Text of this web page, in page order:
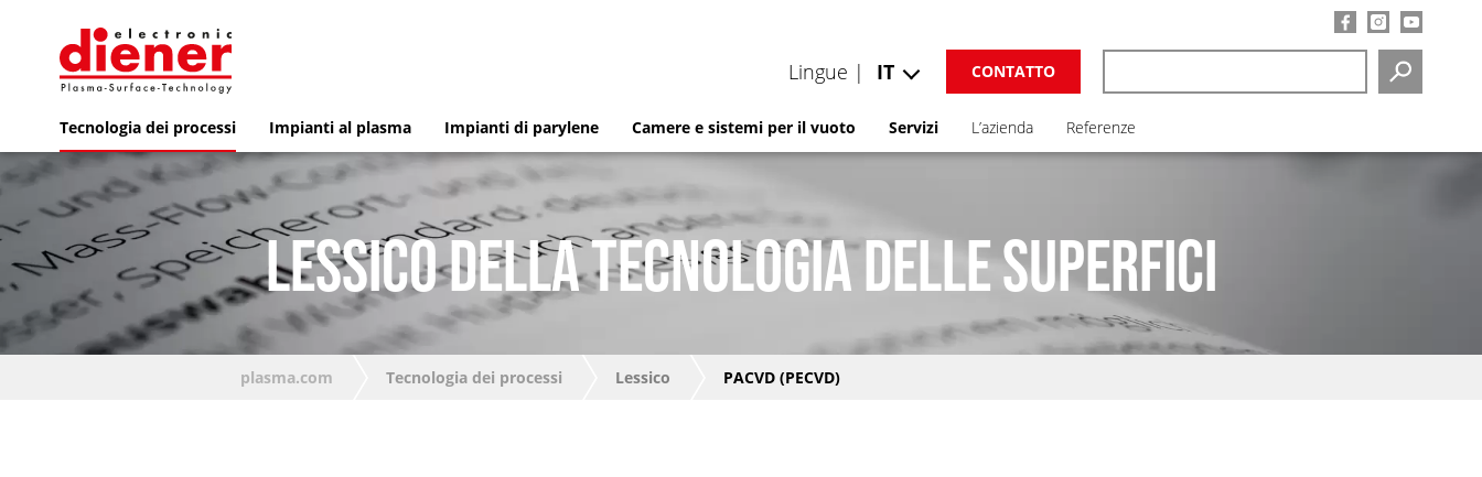
RICERCA
CONTATTO
Lingue | IT
Tecnologia dei processi Impianti al plasma Impianti di parylene Camere e sistemi per il vuoto Servizi L’azienda Referenze
LESSICO DELLA TECNOLOGIA DELLE SUPERFICI
plasma.com Tecnologia dei processi Lessico PACVD (PECVD)